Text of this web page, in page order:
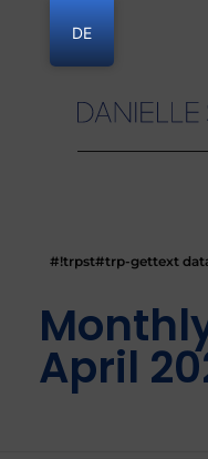
#!trpst#trp-gettext
April
DE